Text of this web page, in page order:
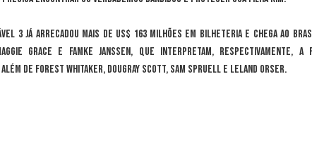
3 já arrecadou mais de US$ 163 milhões em bilheteria e chega ao
Grace e Famke Janssen, que interpretam, respectivamente,
de Forest Whitaker, Dougray Scott, Sam Spruell e Leland Orser.